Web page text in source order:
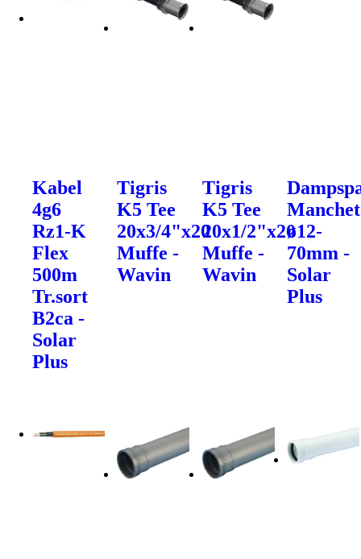
Kabel
4g6
Rz1-K
Flex
500m
Tr.sort
B2ca -
Solar
Plus
Tigris
K5 Tee
20x3/4"x20
Muffe -
Wavin
Tigris
K5 Tee
20x1/2"x20
Muffe -
Wavin
Manchet
ø12-
70mm -
Solar
Plus